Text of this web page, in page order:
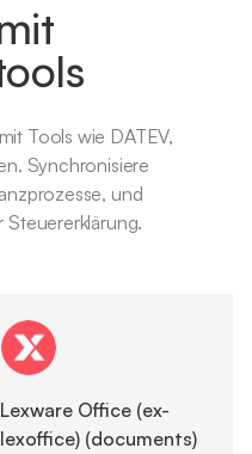
Tools wie DATEV,
Synchronisiere
und
Lexware Office (ex-
lexoffice) (documents)